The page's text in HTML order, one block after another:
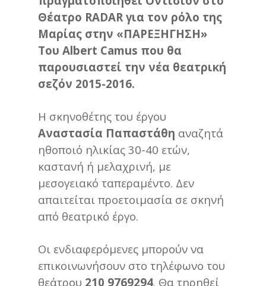
Θέατρο RADAR για τον ρόλο της
Μαρίας στην «ΠΑΡΕΞΗΓΗΣΗ»
Του Albert Camus που θα
παρουσιαστεί την νέα θεατρική
σεζόν 2015-2016.
Η σκηνοθέτης του έργου
Αναστασία Παπαστάθη αναζητά
ηθοποιό ηλικίας 30-40 ετών,
καστανή ή μελαχρινή, με
μεσογειακό ταπεραμέντο. Δεν
απαιτείται προετοιμασία σε σκηνή
από θεατρικό έργο.
Οι ενδιαφερόμενες μπορούν να
επικοινωνήσουν στο τηλέφωνο του
θεάτρου 210 9769294. Θα τηρηθεί